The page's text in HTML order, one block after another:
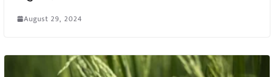
August 29, 2024